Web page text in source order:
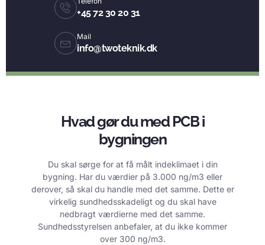
+45 72 30 20 31
Mail
info@twoteknik.dk
Hvad gør du med PCB i
bygningen
Du skal sørge for at få målt indeklimaet i din
bygning. Har du værdier på 3.000 ng/m3 eller
derover, så skal du handle med det samme. Dette er
virkelig sundhedsskadeligt og du skal have
nedbragt værdierne med det samme.
Sundhedsstyrelsen anbefaler, at du ikke kommer
over 300 ng/m3.